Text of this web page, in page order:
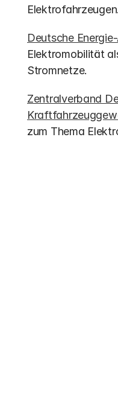
Elektrofahrzeugen.
Deutsche
Elektromobilität
Stromnetze.
Zentralverband
zum Thema